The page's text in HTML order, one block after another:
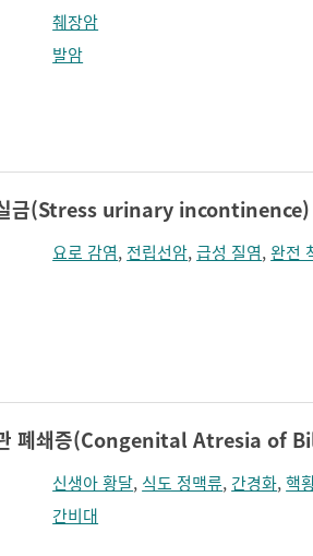
췌장암
발암
금(Stress urinary incontinence)
요로 감염, 전립선암,급성 질염,완전
폐쇄증(Congenital Atresia of
신생아 황달, 식도 정맥류, 간경화,핵
간비대